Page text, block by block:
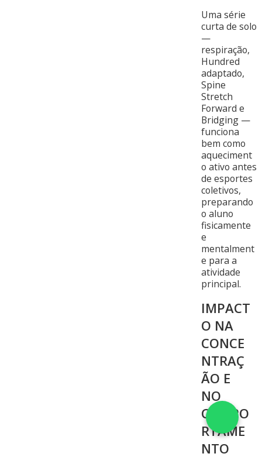
Uma série
curta de solo
—
respiração,
Hundred
adaptado,
Spine
Stretch
Forward e
Bridging —
funciona
bem como
aqueciment
o ativo antes
de esportes
coletivos,
preparando
o aluno
fisicamente
e
mentalment
e para a
atividade
principal.
IMPACT
O NA
CONCE
NTRAÇ
ÃO E
NO
COMPO
RTAME
NTO